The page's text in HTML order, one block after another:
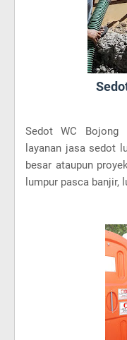
Sedot WC Bojong
layanan jasa sedot
besar ataupun
lumpur pasca banjir,